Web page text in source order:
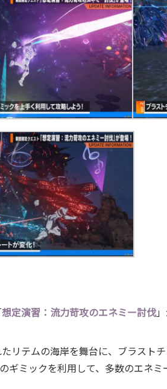
想定演習：流力苛攻のエネミー討伐
リテムの海岸を舞台に、ブラスト
ギミックを利用して、多数のエネ